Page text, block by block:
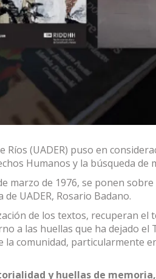
(UADER) puso en
Humanos y la búsqueda de
marzo de 1976, se ponen
UADER, Rosario Badano.
de los textos, recuperan
a las huellas que ha dejado el
la comunidad, particularmente
y huellas de memoria,